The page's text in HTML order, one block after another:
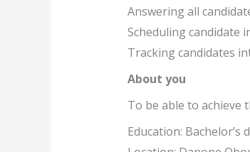
Answering all
Scheduling candidate
Tracking candidates
About you
To be able to achieve
Education: